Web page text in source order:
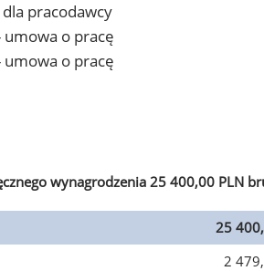
pracodawcy
o pracę
o pracę
wynagrodzenia 25 400,00 PLN
25
2